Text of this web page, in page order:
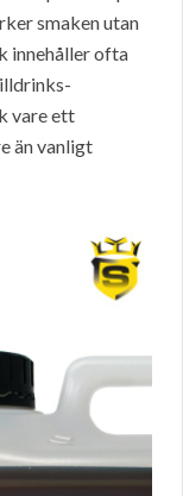
smaken utan
innehåller ofta
vare ett
än vanligt